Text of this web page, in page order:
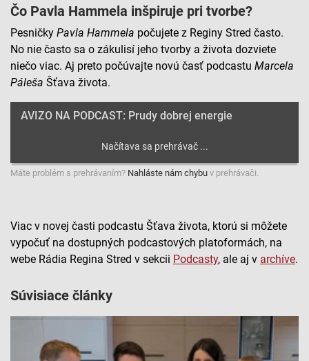
Čo Pavla Hammela inšpiruje pri tvorbe?
Pesničky Pavla Hammela počujete z Reginy Stred často.
No nie často sa o zákulisí jeho tvorby a života dozviete
niečo viac. Aj preto počúvajte novú časť podcastu Marcela
Páleša Šťava života.
AVIZO NA PODCAST: Prudy dobrej energie
Máte problém s prehrávaním? Nahláste nám chybu v prehrávači.
Viac v novej časti podcastu Šťava života, ktorú si môžete
vypočuť na dostupných podcastových platoformách, na
webe Rádia Regina Stred v sekcii Podcasty, ale aj v archíve.
Súvisiace články